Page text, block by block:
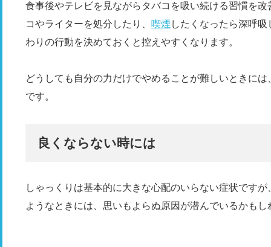
食事後やテレビを見ながらタバコを吸い続ける習慣を
コやライターを処分したり、 喫煙 したくなったら深呼
わりの行動を決めておくと控えやすくなります。
どうしても自分の力だけでやめることが難しいときには
です。
良くならない時には
しゃっくりは基本的に大きな心配のいらない症状です
ようなときには、思いもよらぬ原因が潜んでいるかも